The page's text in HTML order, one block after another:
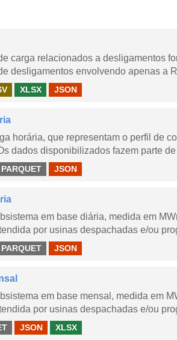
carga relacionados a desligamentos
desligamentos envolvendo apenas a
XLSX JSON
horária, que representam o perfil de
dados disponibilizados fazem parte
PARQUET JSON
em base diária, medida em
por usinas despachadas e/ou
PARQUET JSON
em base mensal, medida em
por usinas despachadas e/ou
JSON XLSX